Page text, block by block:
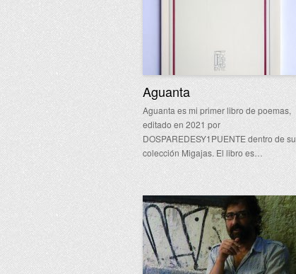
Aguanta
Aguanta es mi primer libro de poemas,
editado en 2021 por
DOSPAREDESY1PUENTE dentro de su
colección Migajas. El libro es…